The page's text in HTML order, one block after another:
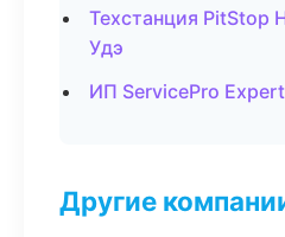
Техстанция PitStop
Удэ
ИП ServicePro
Другие